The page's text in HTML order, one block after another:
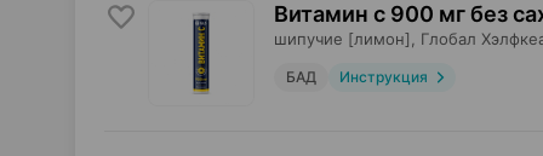
Витамин с 900 мг без
шипучие [лимон], Глобал
БАД Инструкция